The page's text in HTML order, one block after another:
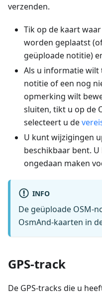
verzenden.
Tik op de kaart
worden geplaatst
geüploade notitie)
Als u informatie wilt
notitie of een nog
opmerking wilt
sluiten, tikt u op de
selecteert u de
U kunt wijzigingen
beschikbaar bent.
ongedaan maken
INFO
De geüploade OSM-
OsmAnd-kaarten in
GPS-track
De GPS-tracks die u